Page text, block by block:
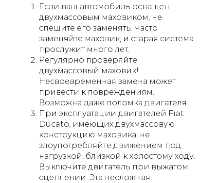
Если ваш автомобиль оснащен
двухмассовым маховиком, не
спешите его заменять. Часто
заменяйте маховик, и старая система
прослужит много лет.
Регулярно проверяйте
двухмассовый маховик!
Несвоевременная замена может
привести к повреждениям.
Возможна даже поломка двигателя.
При эксплуатации двигателей Fiat
Ducato, имеющих двухмассовую
конструкцию маховика, не
злоупотребляйте движением под
нагрузкой, близкой к холостому ходу.
Выключите двигатель при выжатом
сцеплении. Эта несложная